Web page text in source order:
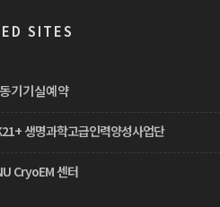
SITES
기기실예약
생명과학고급인력양성사업단
CryoEM 센터